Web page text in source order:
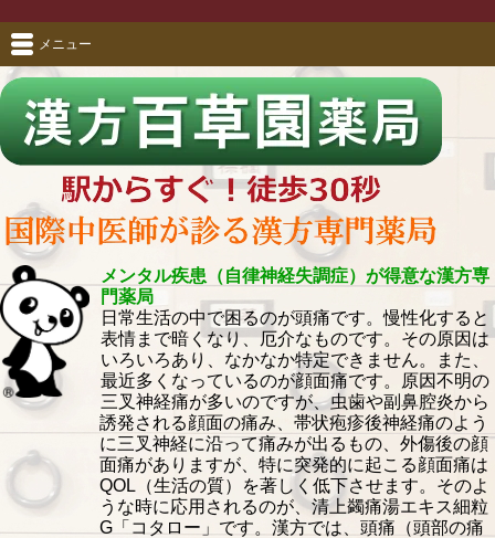
メンタル疾患（自律神経失調症）が得意な漢方専
門薬局
日常生活の中で困るのが頭痛です。慢性化すると
表情まで暗くなり、厄介なものです。その原因は
いろいろあり、なかなか特定できません。また、
最近多くなっているのが顔面痛です。原因不明の
三叉神経痛が多いのですが、虫歯や副鼻腔炎から
誘発される顔面の痛み、帯状疱疹後神経痛のよう
に三叉神経に沿って痛みが出るもの、外傷後の顔
面痛がありますが、特に突発的に起こる顔面痛は
QOL（生活の質）を著しく低下させます。そのよ
うな時に応用されるのが、清上蠲痛湯エキス細粒
G「コタロー」です。漢方では、頭痛（頭部の痛
メニュー